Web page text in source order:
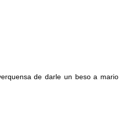
de darle un beso a mario